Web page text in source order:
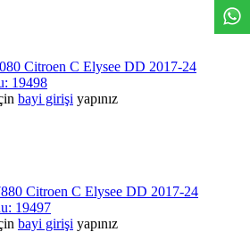
Citroen C Elysee DD 2017-24
19498
bayi girişi yapınız
Citroen C Elysee DD 2017-24
19497
bayi girişi yapınız